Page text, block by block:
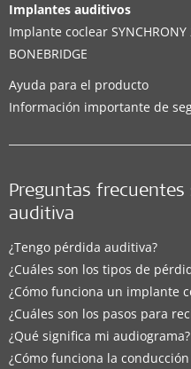
Implantes auditivos
Implante coclear SYNCHRONY
BONEBRIDGE
Ayuda para el producto
Información importante de
Preguntas frecuentes
auditiva
¿Tengo pérdida auditiva?
¿Cuáles son los tipos de
¿Cómo funciona un implante
¿Cuáles son los pasos para
¿Qué significa mi audiograma?
¿Cómo funciona la conducción